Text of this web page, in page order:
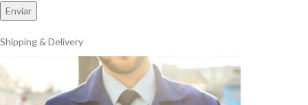
Shipping & Delivery